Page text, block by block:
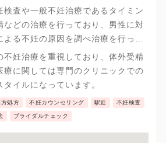
ばお気軽にご相談できる環境があ
検査や一般不妊治療であるタイミン
などの治療を行っており、男性に対
よる不妊の原因を調べ治療を行って
不妊治療を重視しており、体外受精
療に関しては専門のクリニックでの
イルになっています。
方処方 不妊カウンセリング 駅近 不妊検査
ブライダルチェック